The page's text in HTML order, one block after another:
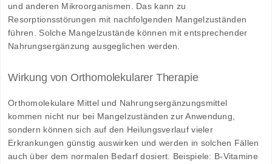
und anderen Mikroorganismen. Das kann zu
Resorptionsstörungen mit nachfolgenden Mangelzuständen
führen. Solche Mangelzustände können mit entsprechender
Nahrungsergänzung ausgeglichen werden.
Wirkung von Orthomolekularer Therapie
Orthomolekulare Mittel und Nahrungsergänzungsmittel
kommen nicht nur bei Mangelzuständen zur Anwendung,
sondern können sich auf den Heilungsverlauf vieler
Erkrankungen günstig auswirken und werden in solchen Fällen
auch über dem normalen Bedarf dosiert. Beispiele: B-Vitamine